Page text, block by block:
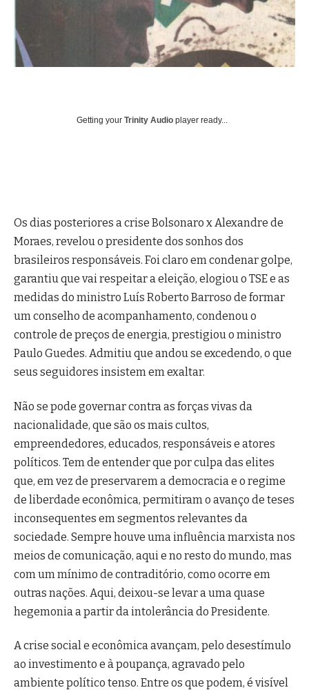
Getting your Trinity Audio player ready...
Os dias posteriores a crise Bolsonaro x Alexandre de
Moraes, revelou o presidente dos sonhos dos
brasileiros responsáveis. Foi claro em condenar golpe,
garantiu que vai respeitar a eleição, elogiou o TSE e as
medidas do ministro Luís Roberto Barroso de formar
um conselho de acompanhamento, condenou o
controle de preços de energia, prestigiou o ministro
Paulo Guedes. Admitiu que andou se excedendo, o que
seus seguidores insistem em exaltar.
Não se pode governar contra as forças vivas da
nacionalidade, que são os mais cultos,
empreendedores, educados, responsáveis e atores
políticos. Tem de entender que por culpa das elites
que, em vez de preservarem a democracia e o regime
de liberdade econômica, permitiram o avanço de teses
inconsequentes em segmentos relevantes da
sociedade. Sempre houve uma influência marxista nos
meios de comunicação, aqui e no resto do mundo, mas
com um mínimo de contraditório, como ocorre em
outras nações. Aqui, deixou-se levar a uma quase
hegemonia a partir da intolerância do Presidente.
A crise social e econômica avançam, pelo desestímulo
ao investimento e à poupança, agravado pelo
ambiente político tenso. Entre os que podem, é visível